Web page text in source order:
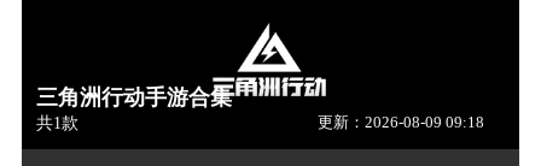
三角洲行动手游合集
共1款 更新：2026-08-09 09:18